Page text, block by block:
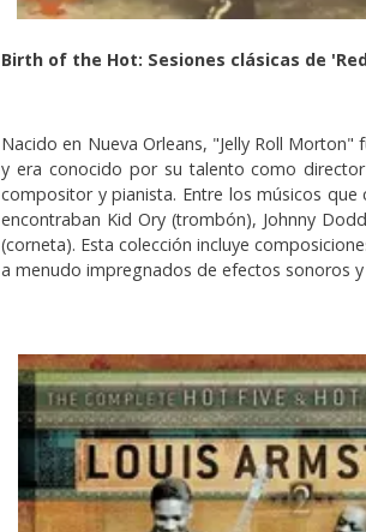
Birth of the Hot: Sesiones clásicas de
Nacido en Nueva Orleans, "Jelly Roll
y era conocido por su talento como
compositor y pianista. Entre los músicos
encontraban Kid Ory (trombón), Johnny
(corneta). Esta colección incluye
a menudo impregnados de efectos sonoros